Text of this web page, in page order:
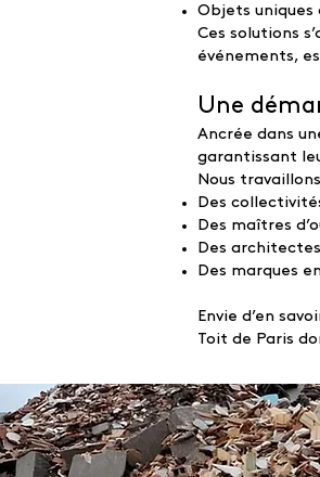
Objets
Ces solutions
événements,
Une
Ancrée dans
garantissant
Nous
Des
Des maîtres
Des
Des marques
Envie d’en
Toit de Paris